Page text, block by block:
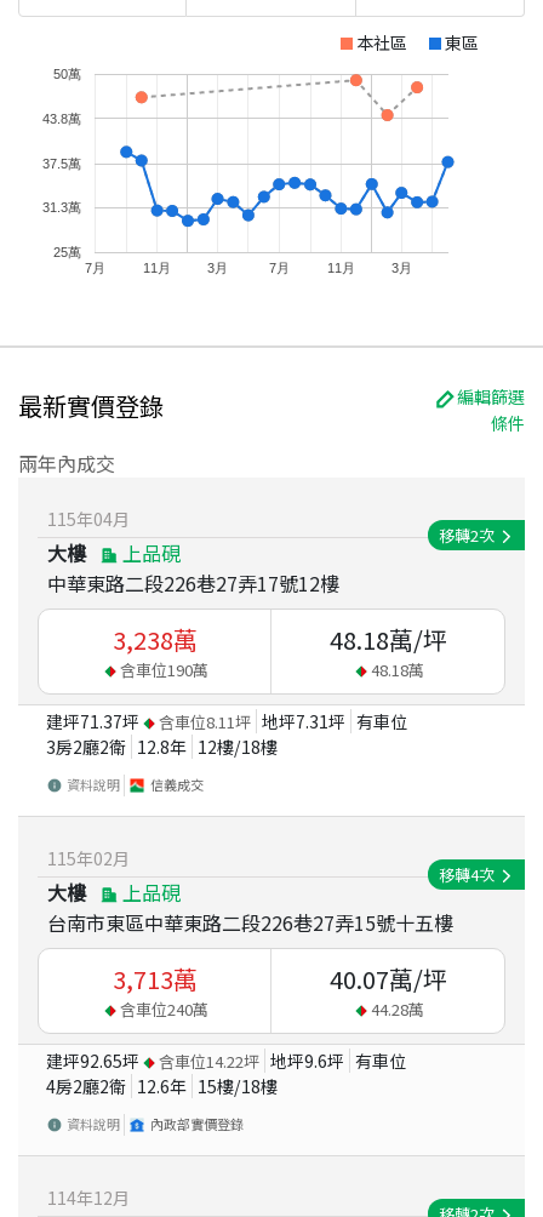
本社區 東區
7月 11月 3月 7月 11月 3月
25萬
31.3萬
37.5萬
43.8萬
50萬
最新實價登錄
編輯篩選
條件
兩年內成交
115年04月
大樓
上品硯
中華東路二段226巷27弄17號12樓
移轉2次
3,238萬
含車位190萬
48.18萬/坪
48.18萬
建坪71.37坪 含車位8.11坪 地坪7.31坪 有車位
3房2廳2衛 12.8年 12樓/18樓
資料說明 信義成交
115年02月
大樓
上品硯
台南市東區中華東路二段226巷27弄15號十五樓
移轉4次
3,713萬
含車位240萬
40.07萬/坪
44.28萬
建坪92.65坪 含車位14.22坪 地坪9.6坪 有車位
4房2廳2衛 12.6年 15樓/18樓
資料說明 內政部實價登錄
114年12月